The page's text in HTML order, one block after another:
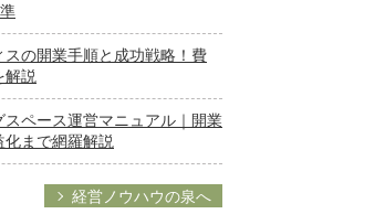
スの開業手順と成功戦略！費
解説
スペース運営マニュアル｜開業
化まで網羅解説
経営ノウハウの泉へ